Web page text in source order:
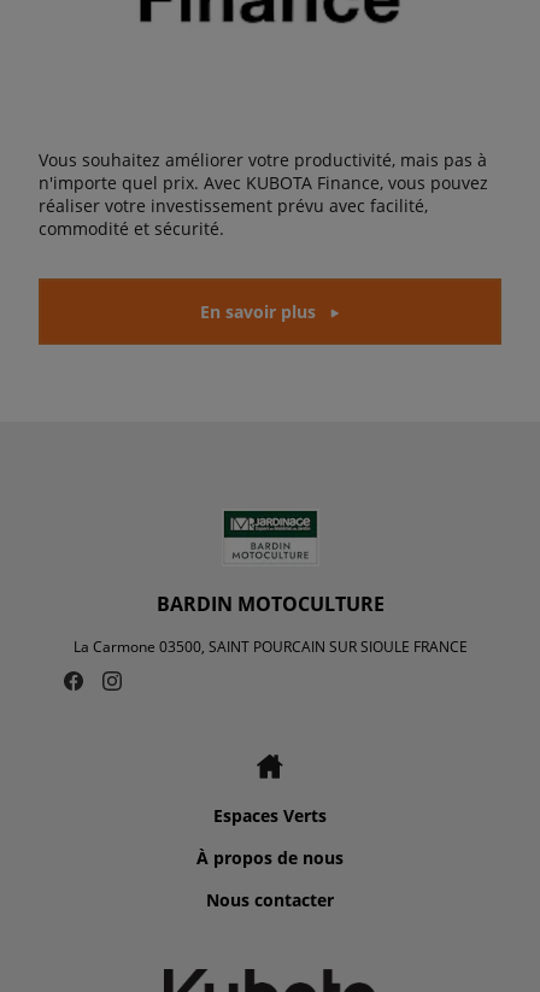
Vous souhaitez améliorer votre productivité, mais pas à
n'importe quel prix. Avec KUBOTA Finance, vous pouvez
réaliser votre investissement prévu avec facilité,
commodité et sécurité.
En savoir plus
BARDIN MOTOCULTURE
La Carmone 03500, SAINT POURCAIN SUR SIOULE FRANCE
Espaces Verts
À propos de nous
Nous contacter